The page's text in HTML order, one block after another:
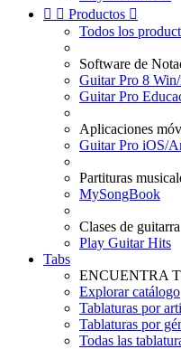
  Productos 
Todos los
Software de
Guitar Pro 8
Guitar Pro
Aplicaciones
Guitar Pro iOS/
Partituras
MySongBook
Clases de guitarra
Play Guitar Hits
Tabs
ENCUENTRA
Explorar catálogo
Tablaturas por
Tablaturas por
Todas las